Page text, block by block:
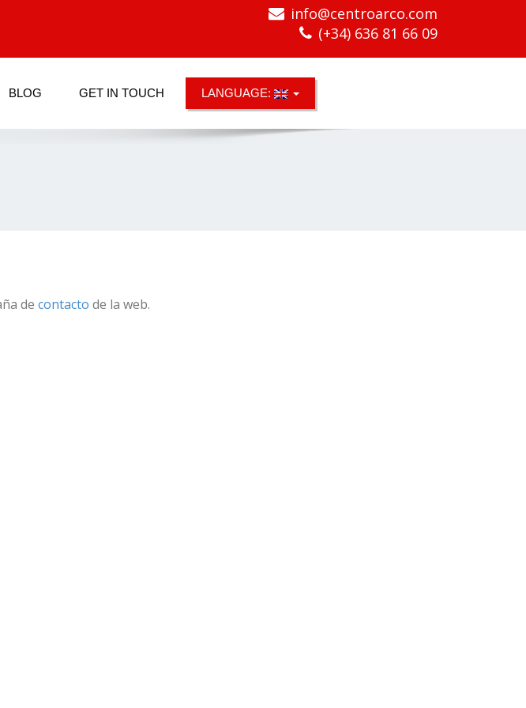
info@centroarco.com
(+34) 636 81 66 09
BLOG GET IN TOUCH LANGUAGE:
de contacto de la web.